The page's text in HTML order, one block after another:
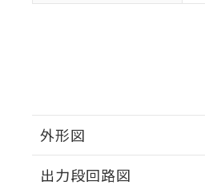
外形図
出力段回路図